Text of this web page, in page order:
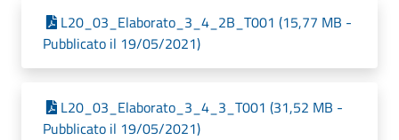
L20_03_Elaborato_3_4_2B_T001 (15,77 MB -
Pubblicato il 19/05/2021)
L20_03_Elaborato_3_4_3_T001 (31,52 MB -
Pubblicato il 19/05/2021)